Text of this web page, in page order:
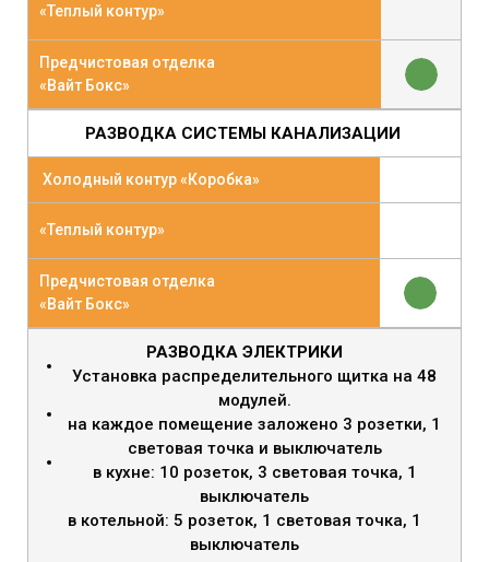
«Теплый контур»
Предчистовая отделка
«Вайт Бокс»
РАЗВОДКА СИСТЕМЫ КАНАЛИЗАЦИИ
Холодный контур «Коробка»
«Теплый контур»
Предчистовая отделка
«Вайт Бокс»
РАЗВОДКА ЭЛЕКТРИКИ
Установка распределительного щитка на 48
модулей.
на каждое помещение заложено 3 розетки, 1
световая точка и выключатель
в кухне: 10 розеток, 3 световая точка, 1
выключатель
в котельной: 5 розеток, 1 световая точка, 1
выключатель